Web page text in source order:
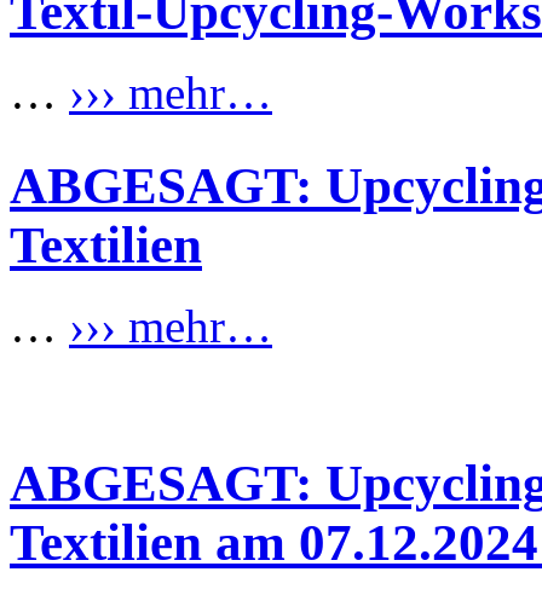
Textil-Upcycling-
… ››› mehr…
ABGESAGT:
Textilien
… ››› mehr…
ABGESAGT:
Textilien am